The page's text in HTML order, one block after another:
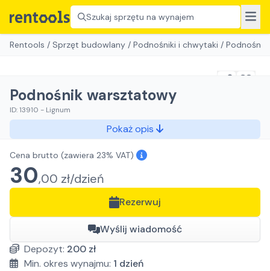
Szukaj sprzętu na wynajem
Rentools / Sprzęt budowlany / Podnośniki i chwytaki /
Podnośnik warsztatowy
ID:13910 - Lignum
Pokaż opis
Cena brutto (zawiera 23% VAT)
30,00 zł/dzień
Rezerwuj
Wyślij wiadomość
Depozyt: 200 zł
Min. okres wynajmu: 1 dzień